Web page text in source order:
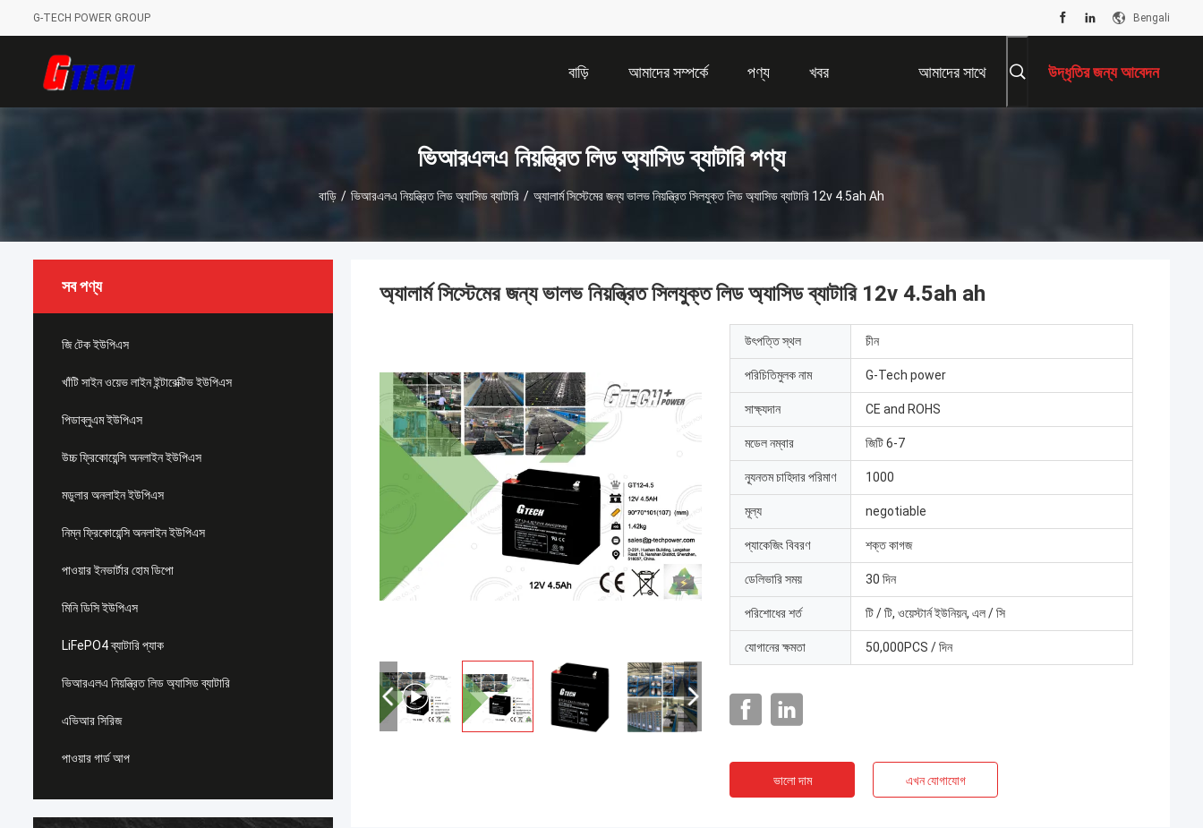
G-TECH POWER GROUP Bengali
বাড়ি আমাদের সম্পর্কে পণ্য খবর আমাদের সাথে উদ্ধৃতির জন্য আবেদন
ভিআরএলএ নিয়ন্ত্রিত লিড অ্যাসিড ব্যাটারি পণ্য
বাড়ি / ভিআরএলএ নিয়ন্ত্রিত লিড অ্যাসিড ব্যাটারি / অ্যালার্ম সিস্টেমের জন্য ভালভ নিয়ন্ত্রিত সিলযুক্ত লিড অ্যাসিড ব্যাটারি 12v 4.5ah Ah
সব পণ্য
জি টেক ইউপিএস
খাঁটি সাইন ওয়েভ লাইন ইন্টারেক্টিভ ইউপিএস
পিডাব্লুএম ইউপিএস
উচ্চ ফ্রিকোয়েন্সি অনলাইন ইউপিএস
মডুলার অনলাইন ইউপিএস
নিম্ন ফ্রিকোয়েন্সি অনলাইন ইউপিএস
পাওয়ার ইনভার্টার হোম ডিপো
মিনি ডিসি ইউপিএস
LiFePO4 ব্যাটারি প্যাক
ভিআরএলএ নিয়ন্ত্রিত লিড অ্যাসিড ব্যাটারি
এভিআর সিরিজ
পাওয়ার গার্ড আপ
অ্যালার্ম সিস্টেমের জন্য ভালভ নিয়ন্ত্রিত সিলযুক্ত লিড অ্যাসিড ব্যাটারি 12v 4.5ah ah
উৎপত্তি স্থল চীন
পরিচিতিমুলক নাম G-Tech power
সাক্ষ্যদান CE and ROHS
মডেল নম্বার জিটি 6-7
ন্যূনতম চাহিদার পরিমাণ 1000
মূল্য negotiable
প্যাকেজিং বিবরণ শক্ত কাগজ
ডেলিভারি সময় 30 দিন
পরিশোধের শর্ত টি / টি, ওয়েস্টার্ন ইউনিয়ন, এল / সি
যোগানের ক্ষমতা 50,000PCS / দিন
ভালো দাম এখন যোগাযোগ